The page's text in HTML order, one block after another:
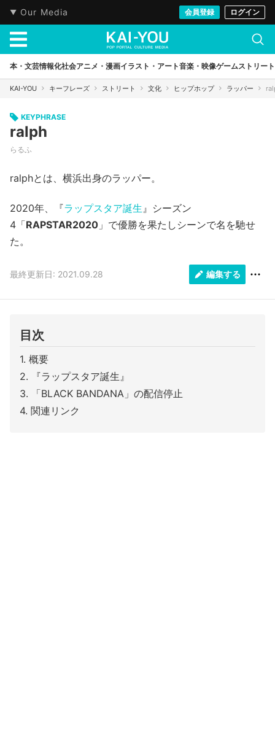
Our Media 会員登録 ログイン
本・文芸情報化社会アニメ・漫画イラスト・アート音楽・映像ゲームストリート
KAI-YOU キーフレーズ ストリート 文化 ヒップホップ ラッパー
KEYPHRASE
ralph
らるふ
ralphとは、横浜出身のラッパー。
2020年、『ラップスタア誕生』シーズン
4「RAPSTAR2020 」で優勝を果たしシーンで名を馳せ
た。
最終更新日: 2021.09.28 編集する
目次
概要
『ラップスタア誕生』
「BLACK BANDANA」の配信停止
関連リンク